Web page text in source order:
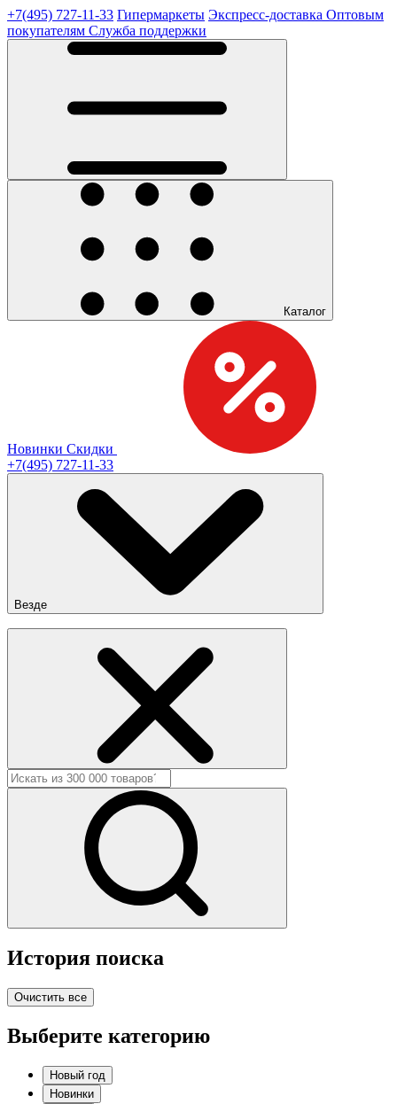
+7(495) 727-11-33 Гипермаркеты Экспресс-доставка Оптовым
покупателям Служба поддержки
Каталог
Новинки Скидки
+7(495) 727-11-33
Везде
История поиска
Очистить все
Выберите категорию
Новый год
Новинки